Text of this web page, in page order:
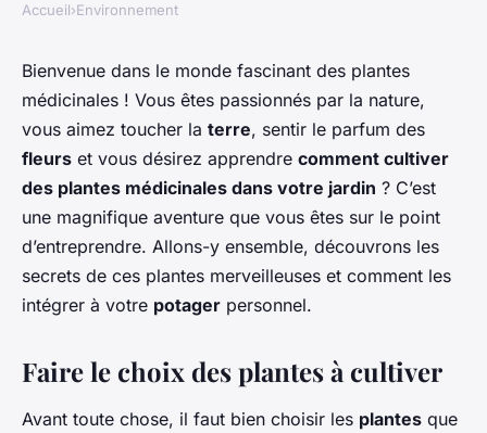
Comment cultiver des plantes
médicinales dans son jardin ?
Julien• 27 décembre 2023•5 min de lecture
Accueil›Environnement
Bienvenue dans le monde fascinant des plantes
médicinales ! Vous êtes passionnés par la nature,
vous aimez toucher la terre, sentir le parfum des
fleurs et vous désirez apprendre comment cultiver
des plantes médicinales dans votre jardin ? C’est
une magnifique aventure que vous êtes sur le point
d’entreprendre. Allons-y ensemble, découvrons les
secrets de ces plantes merveilleuses et comment les
intégrer à votre potager personnel.
Faire le choix des plantes à cultiver
Avant toute chose, il faut bien choisir les plantes que